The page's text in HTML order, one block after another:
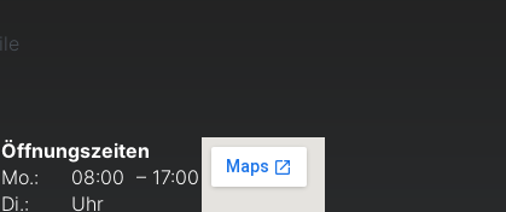
Öffnungszeiten
Mo.:
Di.:
08:00 – 17:00
Uhr